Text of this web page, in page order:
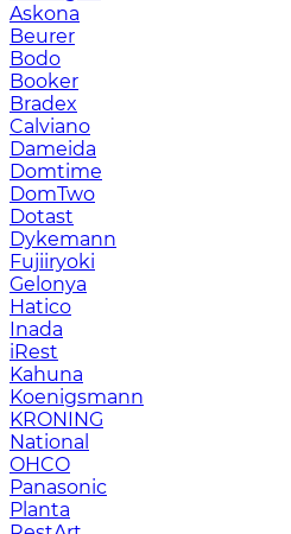
Askona
Beurer
Bodo
Booker
Bradex
Calviano
Dameida
Domtime
DomTwo
Dotast
Dykemann
Fujiiryoki
Gelonya
Hatico
Inada
iRest
Kahuna
Koenigsmann
KRONING
National
OHCO
Panasonic
Planta